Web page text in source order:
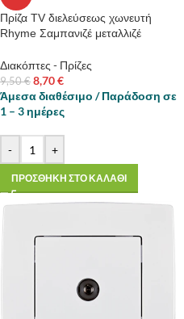
Πρίζα TV διελεύσεως χωνευτή
Rhyme Σαμπανιζέ μεταλλιζέ
Διακόπτες - Πρίζες
9,50€ 8,70€
Άμεσα διαθέσιμο / Παράδοση σε
1 – 3 ημέρες
- +
ΠΡΟΣΘΗΚΗ ΣΤΟ ΚΑΛΑΘΙ